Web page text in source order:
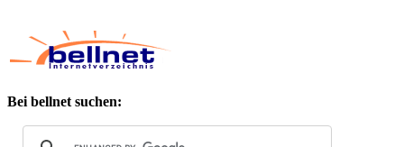
Bei bellnet suchen: